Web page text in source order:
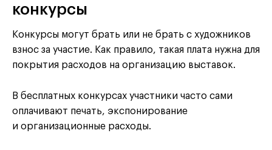
конкурсы
Конкурсы могут брать или не брать с художников
взнос за участие. Как правило, такая плата нужна для
покрытия расходов на организацию выставок.
В бесплатных конкурсах участники часто сами
оплачивают печать, экспонирование
и организационные расходы.